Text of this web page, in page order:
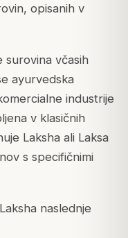
opisanih v
surovina včasih
ayurvedska
industrije
v klasičnih
Laksha ali Laksa
s specifičnimi
naslednje